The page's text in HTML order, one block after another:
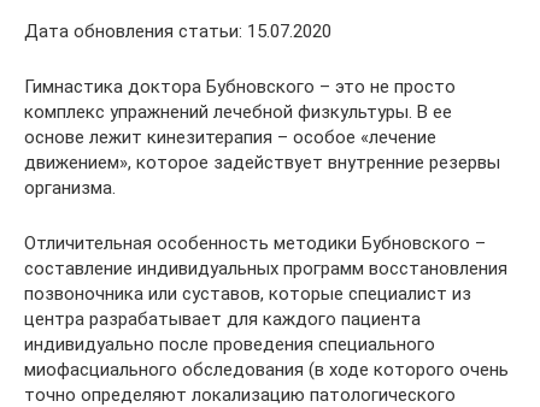
Дата обновления статьи: 15.07.2020
Гимнастика доктора Бубновского – это не просто
комплекс упражнений лечебной физкультуры. В ее
основе лежит кинезитерапия – особое «лечение
движением», которое задействует внутренние резервы
организма.
Отличительная особенность методики Бубновского –
составление индивидуальных программ восстановления
позвоночника или суставов, которые специалист из
центра разрабатывает для каждого пациента
индивидуально после проведения специального
миофасциального обследования (в ходе которого очень
точно определяют локализацию патологического